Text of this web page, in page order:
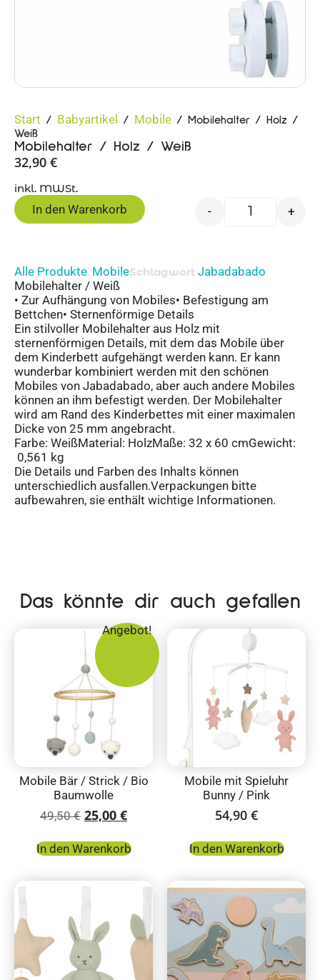
Start / Babyartikel / Mobile / Mobilehalter / Holz /
Weiß
Mobilehalter / Holz / Weiß
32,90 €
inkl. MWSt.
- +
In den Warenkorb
Alle Produkte, MobileSchlagwort Jabadabado
Mobilehalter / Weiß
• Zur Aufhängung von Mobiles• Befestigung am
Bettchen• Sternenförmige Details
Ein stilvoller Mobilehalter aus Holz mit
sternenförmigen Details, mit dem das Mobile über
dem Kinderbett aufgehängt werden kann. Er kann
wunderbar kombiniert werden mit den schönen
Mobiles von Jabadabado, aber auch andere Mobiles
können an ihm befestigt werden. Der Mobilehalter
wird am Rand des Kinderbettes mit einer maximalen
Dicke von 25 mm angebracht.
Farbe: WeißMaterial: HolzMaße: 32 x 60 cmGewicht:
0,561 kg
Die Details und Farben des Inhalts können
unterschiedlich ausfallen.Verpackungen bitte
aufbewahren, sie enthält wichtige Informationen.
Das könnte dir auch gefallen
Angebot!
Mobile Bär / Strick / Bio
Baumwolle
49,50€ 25,00 €
In den Warenkorb
Mobile mit Spieluhr
Bunny / Pink
54,90 €
In den Warenkorb